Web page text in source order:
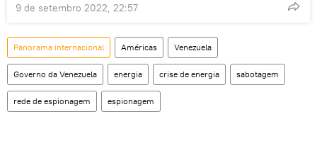
9 de setembro 2022, 22:57
Panorama internacional Américas Venezuela
Governo da Venezuela energia crise de energia sabotagem
rede de espionagem espionagem